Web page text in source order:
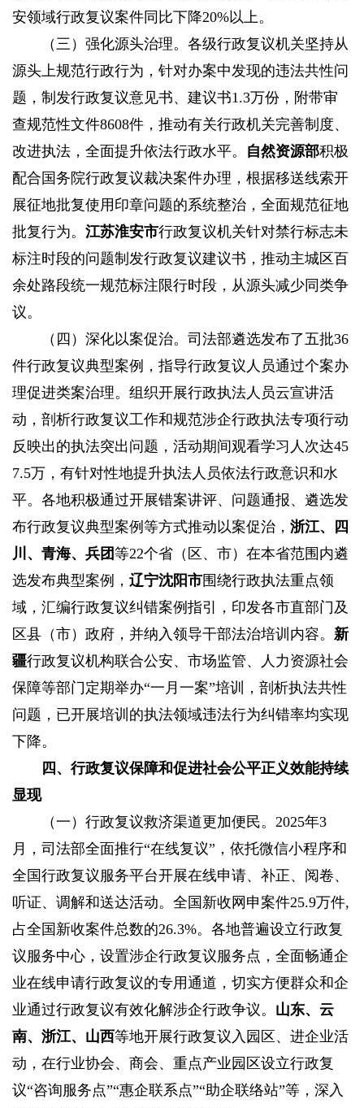
安领域行政复议案件同比下降20%以上。
（三）强化源头治理。 各级行政复议机关坚持从
源头上规范行政行为，针对办案中发现的违法共性问
题，制发行政复议意见书、建议书1.3万份，附带审
查规范性文件8608件，推动有关行政机关完善制度、
改进执法，全面提升依法行政水平。 自然资源部积极
配合国务院行政复议裁决案件办理，根据移送线索开
展征地批复使用印章问题的系统整治，全面规范征地
批复行为。 江苏淮安市行政复议机关针对禁行标志未
标注时段的问题制发行政复议建议书，推动主城区百
余处路段统一规范标注限行时段，从源头减少同类争
议。
（四）深化以案促治。 司法部遴选发布了五批36
件行政复议典型案例，指导行政复议人员通过个案办
理促进类案治理。组织开展行政执法人员云宣讲活
动，剖析行政复议工作和规范涉企行政执法专项行动
反映出的执法突出问题，活动期间观看学习人次达45
7.5万，有针对性地提升执法人员依法行政意识和水
平。各地积极通过开展错案讲评、问题通报、遴选发
布行政复议典型案例等方式推动以案促治， 浙江、四
川、青海、兵团等22个省（区、市）在本省范围内遴
选发布典型案例， 辽宁沈阳市围绕行政执法重点领
域，汇编行政复议纠错案例指引，印发各市直部门及
区县（市）政府，并纳入领导干部法治培训内容。 新
疆行政复议机构联合公安、市场监管、人力资源社会
保障等部门定期举办“一月一案”培训，剖析执法共性
问题，已开展培训的执法领域违法行为纠错率均实现
下降。
四、行政复议保障和促进社会公平正义效能持续
显现
（一）行政复议救济渠道更加便民。 2025年3
月，司法部全面推行“在线复议”，依托微信小程序和
全国行政复议服务平台开展在线申请、补正、阅卷、
听证、调解和送达活动。全国新收网申案件25.9万件,
占全国新收案件总数的26.3%。各地普遍设立行政复
议服务中心，设置涉企行政复议服务点，全面畅通企
业在线申请行政复议的专用通道，切实方便群众和企
业通过行政复议有效化解涉企行政争议。 山东、云
南、浙江、山西等地开展行政复议入园区、进企业活
动，在行业协会、商会、重点产业园区设立行政复
议“咨询服务点”“惠企联系点”“助企联络站”等，深入